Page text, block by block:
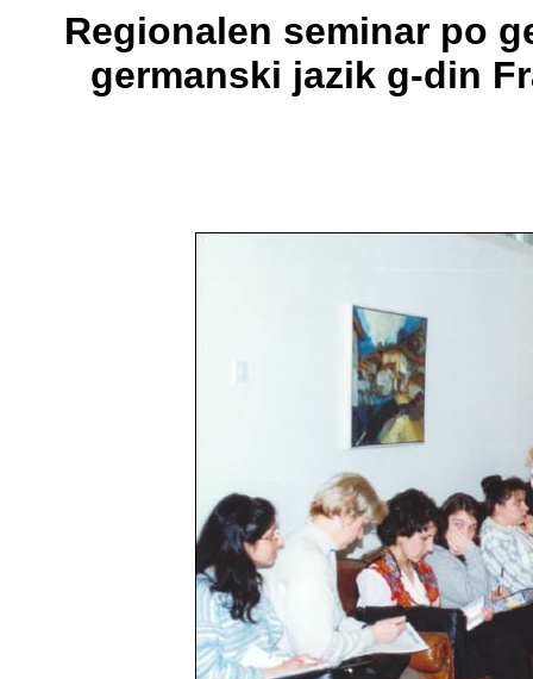
Regionalen seminar po
germanski jazik g-din